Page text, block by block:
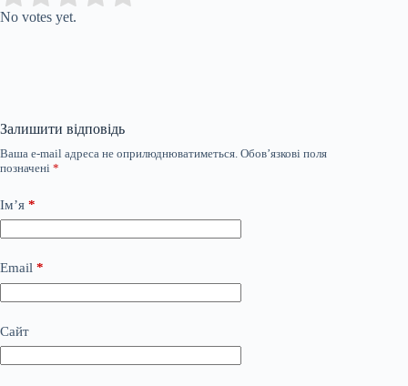
No votes yet.
Залишити відповідь
Ваша e-mail адреса не оприлюднюватиметься. Обов’язкові поля
позначені *
Ім’я *
Email *
Сайт